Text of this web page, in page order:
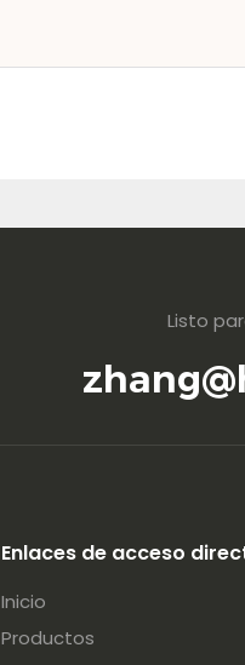
Listo
Enlaces de acceso
Inicio
Productos